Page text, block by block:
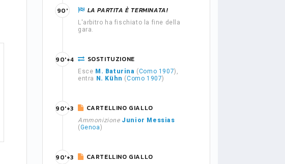
LA PARTITA È TERMINATA!
L'arbitro ha fischiato la fine della
gara.
90'
SOSTITUZIONE
Esce M. Baturina (Como 1907),
entra
N. Kühn (Como 1907)
90'+4
CARTELLINO GIALLO
Ammonizione Junior Messias
(Genoa)
90'+3
CARTELLINO GIALLO
90'+3